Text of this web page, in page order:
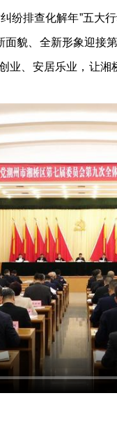
纠纷排查化解年”五
面貌、全新形象迎接
业、安居乐业，让